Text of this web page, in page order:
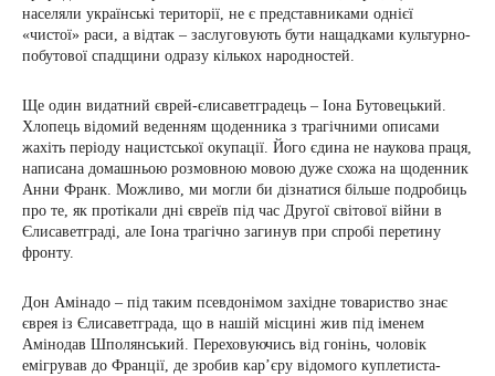
населяли українські території, не є представниками однієї
«чистої» раси, а відтак – заслуговують бути нащадками культурно-
побутової спадщини одразу кількох народностей.
Ще один видатний єврей-єлисаветградець – Іона Бутовецький.
Хлопець відомий веденням щоденника з трагічними описами
жахіть періоду нацистської окупації. Його єдина не наукова праця,
написана домашньою розмовною мовою дуже схожа на щоденник
Анни Франк. Можливо, ми могли би дізнатися більше подробиць
про те, як протікали дні євреїв під час Другої світової війни в
Єлисаветграді, але Іона трагічно загинув при спробі перетину
фронту.
Дон Амінадо – під таким псевдонімом західне товариство знає
єврея із Єлисаветграда, що в нашій місцині жив під іменем
Амінодав Шполянський. Переховуючись від гонінь, чоловік
емігрував до Франції, де зробив кар’єру відомого куплетиста-